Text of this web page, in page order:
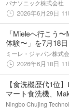
パナソニック株式会社
2026年6月29日
「Mieleへ行こう
体験〜」を7月18
1週間限定で開催
ミーレ・ジャパン株式
2026年6月18日
【食洗機歴代1位
マート食洗機、
おいて応援総額「
Ningbo Chujing